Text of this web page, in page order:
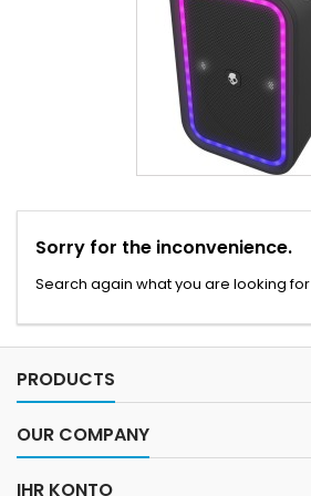
Sorry for the inconvenience.
Search again what you are looking for
PRODUCTS
OUR COMPANY
IHR KONTO